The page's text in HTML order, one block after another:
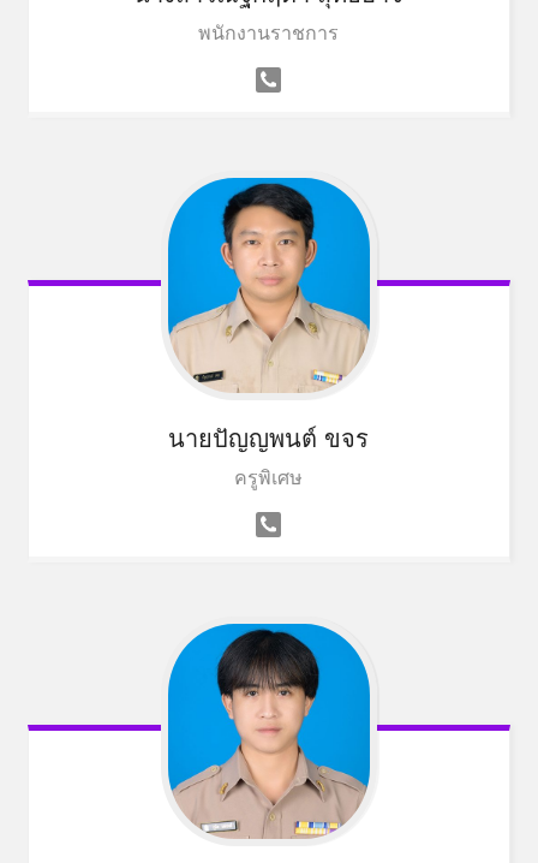
พนักงานราชการ
นายปัญญพนต์ ขจร
ครูพิเศษ